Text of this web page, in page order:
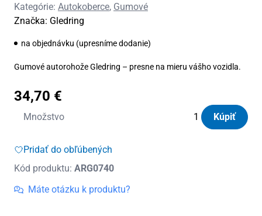
Kategórie: Autokoberce, Gumové
Značka: Gledring
na objednávku (upresníme dodanie)
Gumové autorohože Gledring – presne na mieru vášho vozidla.
34,70 €
Množstvo
množstvo
gumové
Ford
C-
Kúpiť
Pridať do obľúbených
Kód produktu: ARG0740
Máte otázku k produktu?